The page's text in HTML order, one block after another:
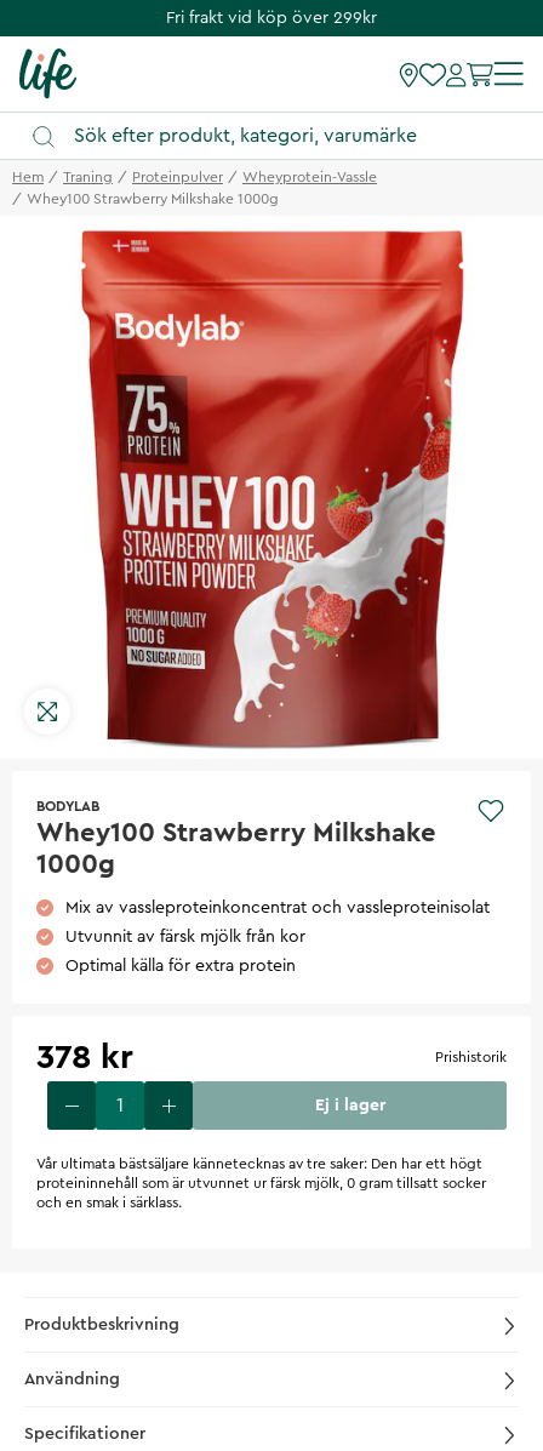
Fri frakt vid köp över 299kr
Hem Traning Proteinpulver
Wheyprotein-Vassle
Whey100 Strawberry Milkshake 1000g
BODYLAB
Whey100 Strawberry Milkshake
1000g
Mix av vassleproteinkoncentrat och vassleproteinisolat
Utvunnit av färsk mjölk från kor
Optimal källa för extra protein
378 kr Prishistorik
Ej i lager
Vår ultimata bästsäljare kännetecknas av tre saker: Den har ett högt
proteininnehåll som är utvunnet ur färsk mjölk, 0 gram tillsatt socker
och en smak i särklass.
Produktbeskrivning
Användning
Specifikationer